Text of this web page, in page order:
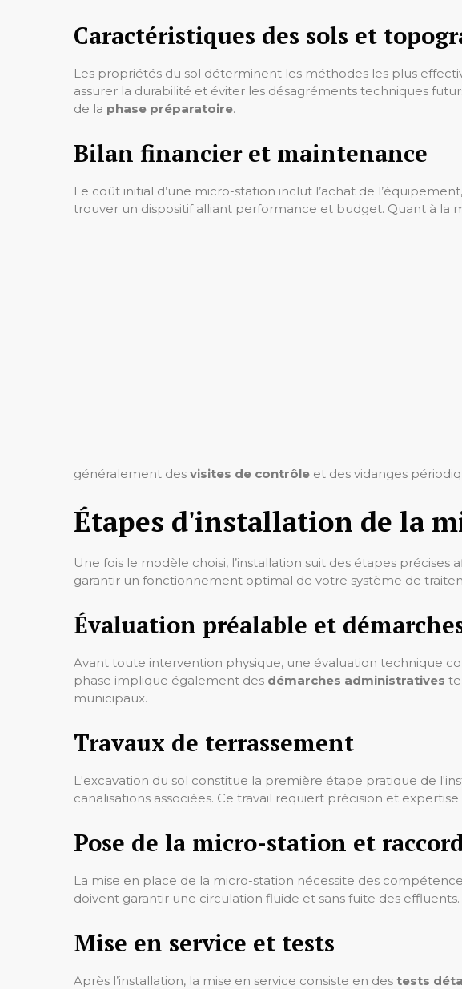
Caractéristiques des sols et
Les propriétés du sol déterminent les méthodes les plus
assurer la durabilité et éviter les désagréments techniques
de la phase préparatoire.
Bilan financier et maintenance
Le coût initial d’une micro-station inclut l’achat de
trouver un dispositif alliant performance et budget. Quant à
généralement des visites de contrôle et des vidanges
Étapes d'installation de la
Une fois le modèle choisi, l’installation suit des étapes
garantir un fonctionnement optimal de votre système de
Évaluation préalable et
Avant toute intervention physique, une évaluation technique
phase implique également des démarches administratives
municipaux.
Travaux de terrassement
L'excavation du sol constitue la première étape pratique de
canalisations associées. Ce travail requiert précision et
Pose de la micro-station et
La mise en place de la micro-station nécessite des
doivent garantir une circulation fluide et sans fuite des
Mise en service et tests
Après l’installation, la mise en service consiste en des tests